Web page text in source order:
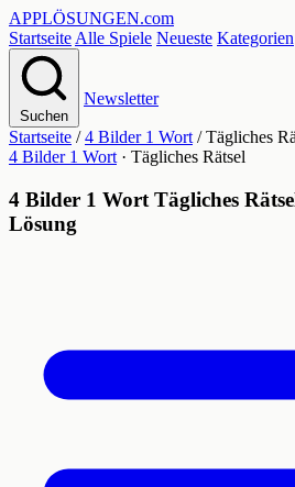
APPLÖSUNGEN.com
Startseite Alle Spiele Neueste Kategorien
Suchen
Newsletter
Startseite / 4 Bilder 1 Wort / Tägliches
4 Bilder 1 Wort · Tägliches Rätsel
4 Bilder 1 Wort Tägliches
Lösung